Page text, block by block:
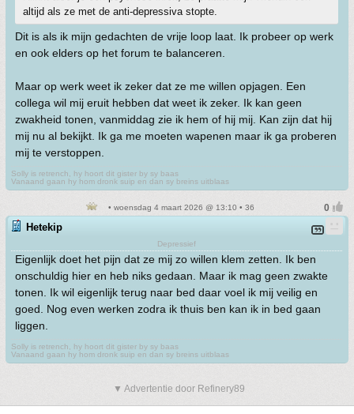
altijd als ze met de anti-depressiva stopte.
Dit is als ik mijn gedachten de vrije loop laat. Ik probeer op werk
en ook elders op het forum te balanceren.
Maar op werk weet ik zeker dat ze me willen opjagen. Een
collega wil mij eruit hebben dat weet ik zeker. Ik kan geen
zwakheid tonen, vanmiddag zie ik hem of hij mij. Kan zijn dat hij
mij nu al bekijkt. Ik ga me moeten wapenen maar ik ga proberen
mij te verstoppen.
Solly is retrench, hy hoort dit gister by sy baas
Vanaand gaan hy hom dronk suip en dan sy breins uitblaas
• woensdag 4 maart 2026 @ 13:10 • 36
Hetekip
Depressief
Eigenlijk doet het pijn dat ze mij zo willen klem zetten. Ik ben
onschuldig hier en heb niks gedaan. Maar ik mag geen zwakte
tonen. Ik wil eigenlijk terug naar bed daar voel ik mij veilig en
goed. Nog even werken zodra ik thuis ben kan ik in bed gaan
liggen.
Solly is retrench, hy hoort dit gister by sy baas
Vanaand gaan hy hom dronk suip en dan sy breins uitblaas
▼ Advertentie door Refinery89